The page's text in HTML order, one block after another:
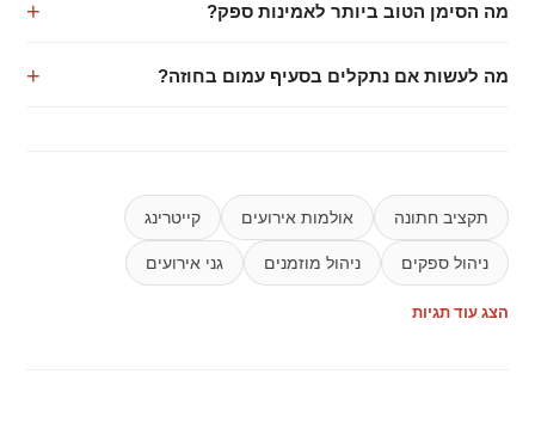
מה הסימן הטוב ביותר לאמינות ספק?
מה לעשות אם נתקלים בסעיף עמום בחוזה?
תקציב חתונה אולמות אירועים קייטרינג
ניהול ספקים ניהול מוזמנים גני אירועים
הצג עוד תגיות